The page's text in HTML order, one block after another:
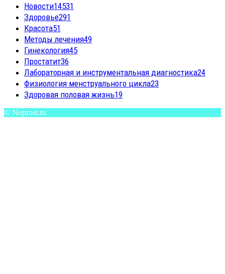
Новости14531
Здоровье291
Красота51
Методы лечения49
Гинекология45
Простатит36
Лабораторная и инструментальная диагностика24
Физиология менструального цикла23
Здоровая половая жизнь19
© Noprost.ru